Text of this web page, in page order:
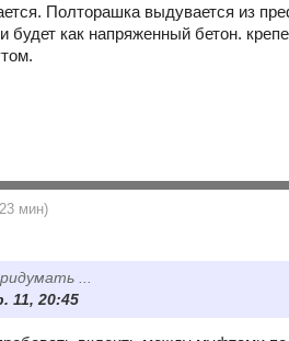
Полторашка выдувается из
будет как напряженный бетон.
мин)
...
11, 20:45